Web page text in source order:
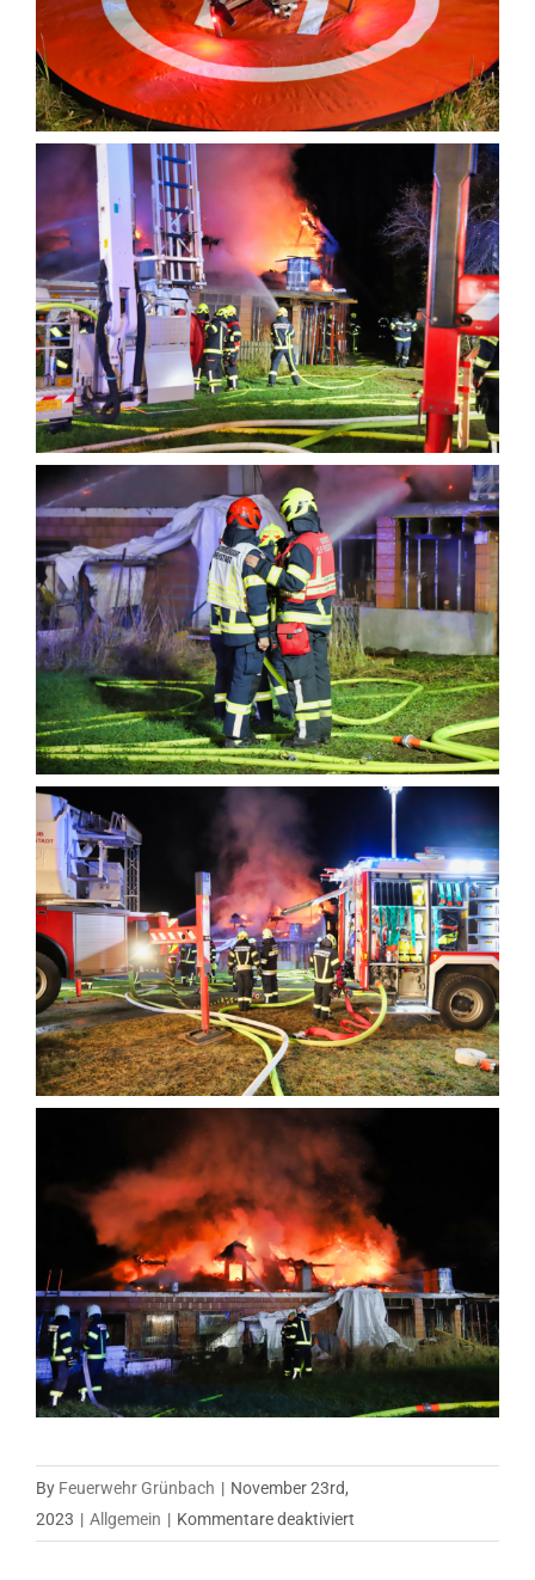
By Feuerwehr Grünbach | November 23rd,
2023 | Allgemein | Kommentare deaktiviert